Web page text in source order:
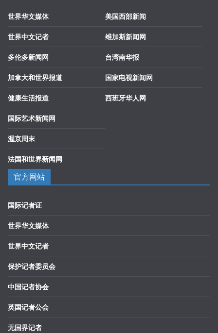
世界华文媒体
世界中文记者
多伦多新闻网
加拿大和世界报道
健康生活报道
国际艺术新闻网
渥京周末
法国和世界新闻网
美国西部新闻
维加斯新闻网
台湾南华报
国家电视新闻网
西班牙华人网
官方网站
国际记者证
世界华文媒体
世界中文记者
保护记者委员会
中国记者协会
英国记者公会
无国界记者